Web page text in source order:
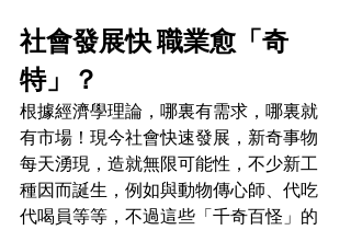
社會發展快 職業愈「奇
特」？
根據經濟學理論，哪裏有需求，哪裏就
有市場！現今社會快速發展，新奇事物
每天湧現，造就無限可能性，不少新工
種因而誕生，例如與動物傳心師、代吃
代喝員等等，不過這些「千奇百怪」的